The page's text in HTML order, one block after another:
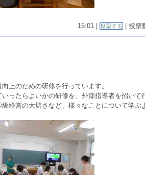
15:01 | 投票する | 投票
上のための研修を行っています。
ったらよいかの研修を、外部指導者を招いて
経営の大切さなど、様々なことについて学ぶ